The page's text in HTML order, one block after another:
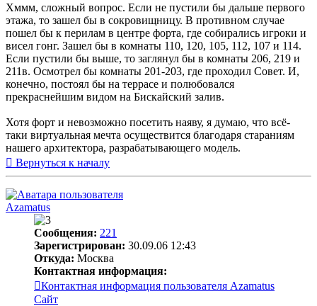
Хммм, сложный вопрос. Если не пустили бы дальше первого
этажа, то зашел бы в сокровищницу. В противном случае
пошел бы к перилам в центре форта, где собирались игроки и
висел гонг. Зашел бы в комнаты 110, 120, 105, 112, 107 и 114.
Если пустили бы выше, то заглянул бы в комнаты 206, 219 и
211в. Осмотрел бы комнаты 201-203, где проходил Совет. И,
конечно, постоял бы на террасе и полюбовался
прекраснейшим видом на Бискайский залив.
Хотя форт и невозможно посетить наяву, я думаю, что всё-
таки виртуальная мечта осуществится благодаря стараниям
нашего архитектора, разрабатывающего модель.
Вернуться к началу
Azamatus
Сообщения: 221
Зарегистрирован: 30.09.06 12:43
Откуда: Москва
Контактная информация:
Контактная информация пользователя Azamatus
Сайт